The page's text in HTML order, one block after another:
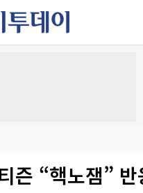
즌 “핵노잼”